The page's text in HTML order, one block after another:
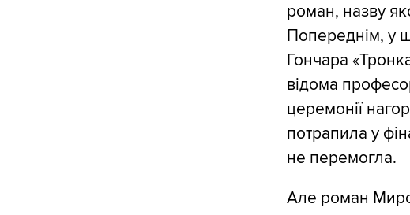
роман, назву
Попереднім, у
Гончара
відома
церемонії
потрапила у
не перемогла.
Але роман